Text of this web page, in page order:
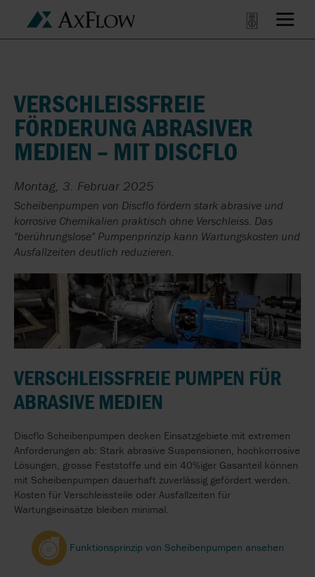
VERSCHLEISSFREIE
FÖRDERUNG ABRASIVER
MEDIEN – MIT DISCFLO
Montag, 3. Februar 2025
Scheibenpumpen von Discflo fördern stark abrasive und
korrosive Chemikalien praktisch ohne Verschleiss. Das
"berührungslose" Pumpenprinzip kann Wartungskosten und
Ausfallzeiten deutlich reduzieren.
VERSCHLEISSFREIE PUMPEN FÜR
ABRASIVE MEDIEN
Discflo Scheibenpumpen decken Einsatzgebiete mit extremen
Anforderungen ab: Stark abrasive Suspensionen, hochkorrosive
Lösungen, grosse Feststoffe und ein 40%iger Gasanteil können
mit Scheibenpumpen dauerhaft zuverlässig gefördert werden.
Kosten für Verschleissteile oder Ausfallzeiten für
Wartungseinsätze bleiben minimal.
Funktionsprinzip von Scheibenpumpen ansehen